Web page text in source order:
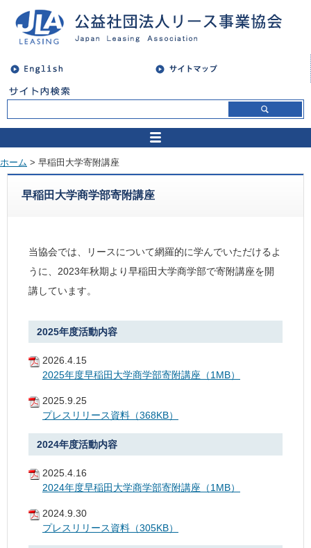
ホーム > 早稲田大学寄附講座
早稲田大学商学部寄附講座
当協会では、リースについて網羅的に学んでいただけるよ
うに、2023年秋期より早稲田大学商学部で寄附講座を開
講しています。
2025年度活動内容
2026.4.15
2025年度早稲田大学商学部寄附講座（1MB）
2025.9.25
プレスリリース資料（368KB）
2024年度活動内容
2025.4.16
2024年度早稲田大学商学部寄附講座（1MB）
2024.9.30
プレスリリース資料（305KB）